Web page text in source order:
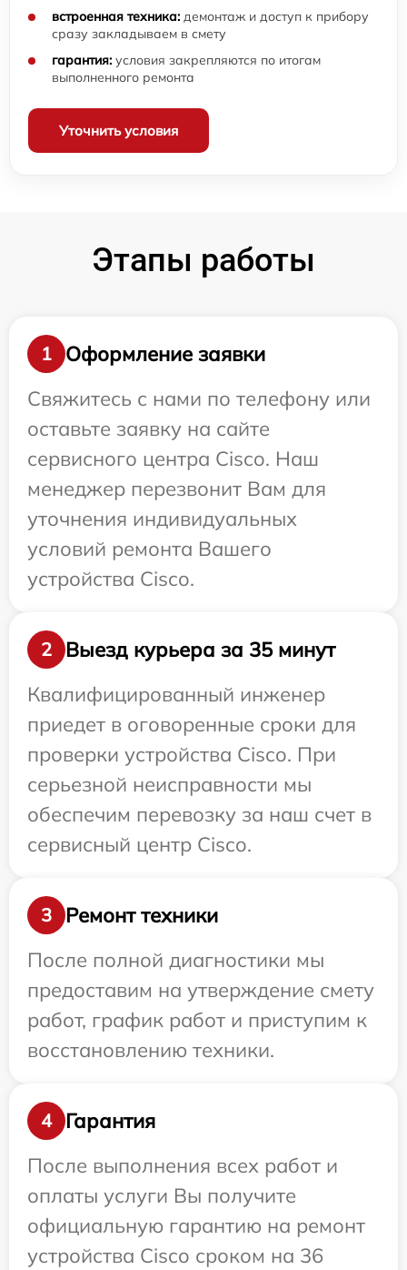
встроенная техника: демонтаж и доступ к прибору
сразу закладываем в смету
гарантия: условия закрепляются по итогам
выполненного ремонта
Уточнить условия
Этапы работы
1
Оформление заявки
Свяжитесь с нами по телефону или
оставьте заявку на сайте
сервисного центра Cisco. Наш
менеджер перезвонит Вам для
уточнения индивидуальных
условий ремонта Вашего
устройства Cisco.
2
Выезд курьера за 35 минут
Квалифицированный инженер
приедет в оговоренные сроки для
проверки устройства Cisco. При
серьезной неисправности мы
обеспечим перевозку за наш счет в
сервисный центр Cisco.
3
Ремонт техники
После полной диагностики мы
предоставим на утверждение смету
работ, график работ и приступим к
восстановлению техники.
4
Гарантия
После выполнения всех работ и
оплаты услуги Вы получите
официальную гарантию на ремонт
устройства Cisco сроком на 36